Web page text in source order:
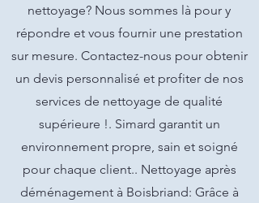
nettoyage? Nous sommes là pour y
répondre et vous fournir une prestation
sur mesure. Contactez-nous pour obtenir
un devis personnalisé et profiter de nos
services de nettoyage de qualité
supérieure !. Simard garantit un
environnement propre, sain et soigné
pour chaque client.. Nettoyage après
déménagement à Boisbriand: Grâce à